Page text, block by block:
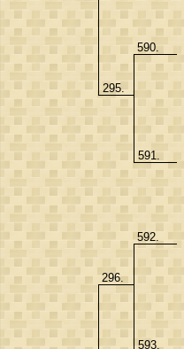
295.
590.
591.
296.
592.
593.